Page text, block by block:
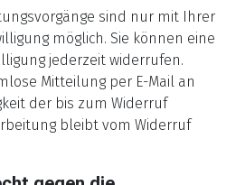
sind nur mit Ihrer
möglich. Sie können eine
jederzeit widerrufen.
Mitteilung per E-Mail an
der bis zum Widerruf
bleibt vom Widerruf